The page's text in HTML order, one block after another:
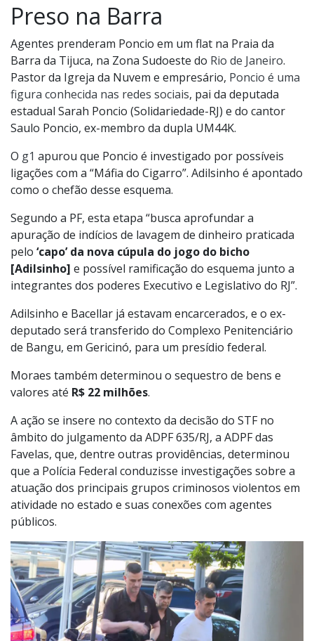
Preso na Barra
Agentes prenderam Poncio em um flat na Praia da
Barra da Tijuca, na Zona Sudoeste do Rio de Janeiro.
Pastor da Igreja da Nuvem e empresário, Poncio é uma
figura conhecida nas redes sociais, pai da deputada
estadual Sarah Poncio (Solidariedade-RJ) e do cantor
Saulo Poncio, ex-membro da dupla UM44K.
O g1 apurou que Poncio é investigado por possíveis
ligações com a “Máfia do Cigarro”. Adilsinho é apontado
como o chefão desse esquema.
Segundo a PF, esta etapa “busca aprofundar a
apuração de indícios de lavagem de dinheiro praticada
pelo ‘capo’ da nova cúpula do jogo do bicho
[Adilsinho] e possível ramificação do esquema junto a
integrantes dos poderes Executivo e Legislativo do RJ”.
Adilsinho e Bacellar já estavam encarcerados, e o ex-
deputado será transferido do Complexo Penitenciário
de Bangu, em Gericinó, para um presídio federal.
Moraes também determinou o sequestro de bens e
valores até R$ 22 milhões.
A ação se insere no contexto da decisão do STF no
âmbito do julgamento da ADPF 635/RJ, a ADPF das
Favelas, que, dentre outras providências, determinou
que a Polícia Federal conduzisse investigações sobre a
atuação dos principais grupos criminosos violentos em
atividade no estado e suas conexões com agentes
públicos.